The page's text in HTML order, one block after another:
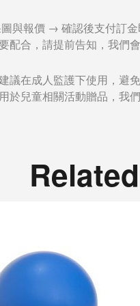
與報價 → 確認後支付訂
合，請提前告知，我們
議在成人監護下使用，
於兒童相關活動贈品，我